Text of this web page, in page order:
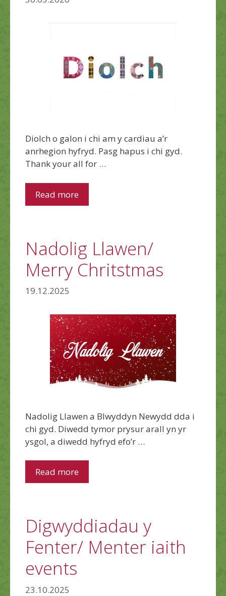
Diolch o galon i chi am y cardiau a’r
anrhegion hyfryd. Pasg hapus i chi gyd.
Thank your all for …
Read more
Nadolig Llawen/
Merry Chritstmas
19.12.2025
Nadolig Llawen a Blwyddyn Newydd dda i
chi gyd. Diwedd tymor prysur arall yn yr
ysgol, a diwedd hyfryd efo’r …
Read more
Digwyddiadau y
Fenter/ Menter iaith
events
23.10.2025